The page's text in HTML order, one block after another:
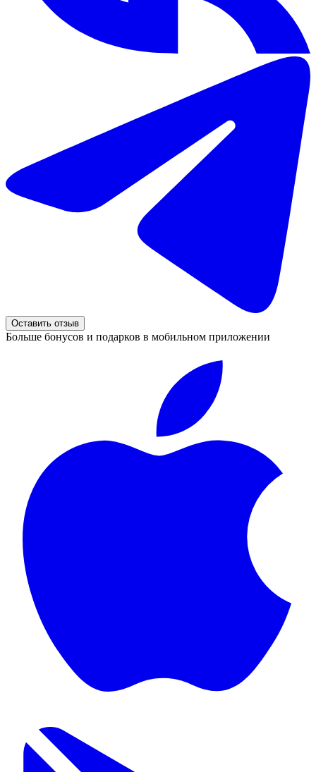
Оставить отзыв
Больше бонусов и подарков в мобильном приложении